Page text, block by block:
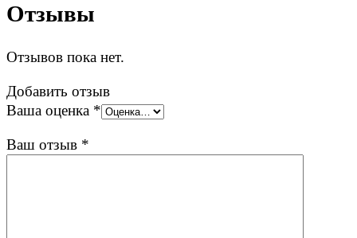
Отзывы
Отзывов пока нет.
Добавить отзыв
Ваша оценка *
Ваш отзыв *